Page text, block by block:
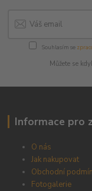
Souhlasím se
Můžete se
Informace pro
O nás
Jak nakupovat
Obchodní
Fotogalerie